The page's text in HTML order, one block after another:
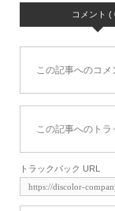
コメント (
この記事へのコメ
この記事へのトラ
トラックバック URL